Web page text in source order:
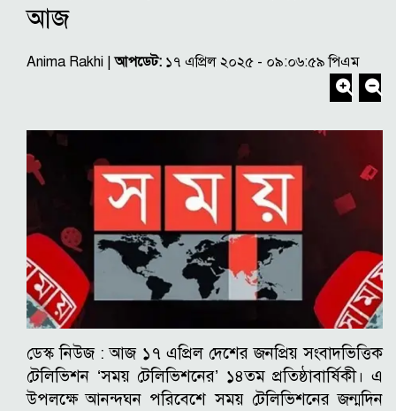
আজ
Anima Rakhi |আপডেট: ১৭ এপ্রিল ২০২৫ - ০৯:০৬:৫৯ পিএম
ডেস্ক নিউজ : আজ ১৭ এপ্রিল দেশের জনপ্রিয় সংবাদভিত্তিক
টেলিভিশন ‘সময় টেলিভিশনের’ ১৪তম প্রতিষ্ঠাবার্ষিকী। এ
উপলক্ষে আনন্দঘন পরিবেশে সময় টেলিভিশনের জন্মদিন